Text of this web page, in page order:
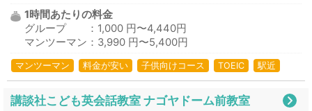
1時間あたりの料金
グループ ：1,000 円〜4,440円
マンツーマン：3,990 円〜5,400円
マンツーマン 料金が安い 子供向けコース TOEIC 駅近
講談社こども英会話教室 ナゴヤドーム前教室